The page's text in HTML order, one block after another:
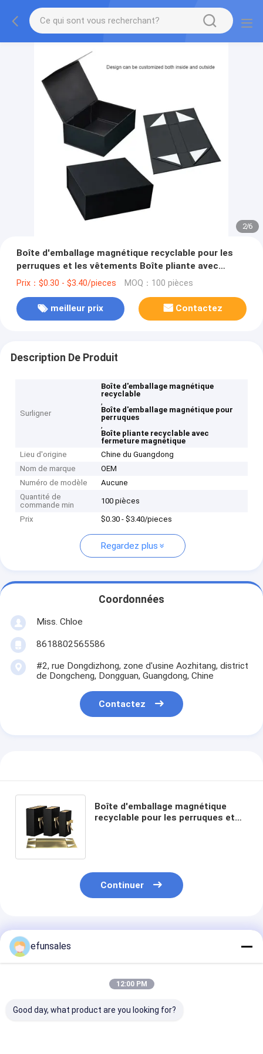
2/6
Boîte d'emballage magnétique recyclable pour les
perruques et les vêtements Boîte pliante avec
fermeture magnétique
Prix：$0.30 - $3.40/pieces MOQ：100 pièces
meilleur prix Contactez
Description De Produit
Surligner
Boîte d'emballage magnétique
recyclable
,
Boîte d'emballage magnétique pour
perruques
,
Boîte pliante recyclable avec
fermeture magnétique
Lieu d'origine
Chine du Guangdong
Nom de marque
OEM
Numéro de modèle
Aucune
Quantité de
commande min
100 pièces
Prix $0.30 - $3.40/pieces
Regardez plus
Coordonnées
Miss. Chloe
8618802565586
#2, rue Dongdizhong, zone d'usine Aozhitang, district
de Dongcheng, Dongguan, Guangdong, Chine
Contactez
Boîte d'emballage magnétique
recyclable pour les perruques et
Continuer
Produits Recommandés
efunsales
12:00 PM
Good day, what product are you looking for?